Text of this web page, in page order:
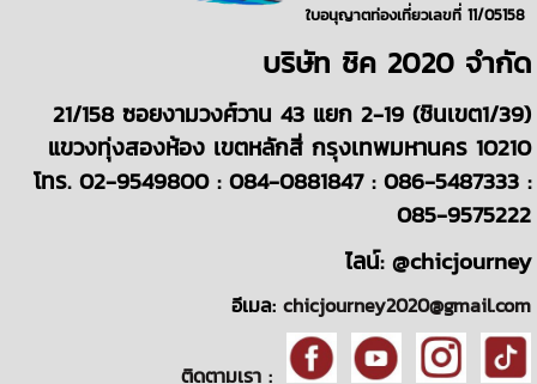
ใบอนุญาตท่องเที่ยวเลขที่ 11/05158
บริษัท ชิค 2020 จำกัด
21/158 ซอยงามวงศ์วาน 43 แยก 2-19 (ชินเขต1/39)
แขวงทุ่งสองห้อง เขตหลักสี่ กรุงเทพมหานคร 10210
โทร. 02-9549800 : 084-0881847 : 086-5487333 :
085-9575222
ไลน์: @chicjourney
อีเมล: chicjourney2020@gmail.com
ติดตามเรา :